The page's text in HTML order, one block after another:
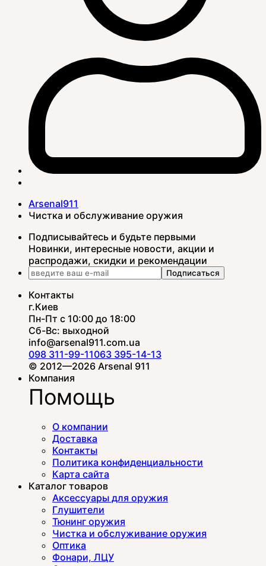
Arsenal911
Чистка и обслуживание оружия
Подписывайтесь и будьте первыми
Новинки, интересные новости, акции и
распродажи, скидки и рекомендации
Подписаться
Контакты
г.Киев
Пн-Пт с 10:00 до 18:00
Сб-Вс: выходной
info@arsenal911.com.ua
098 311-99-11063 395-14-13
© 2012—2026 Arsenal 911
Компания
Помощь
О компании
Доставка
Контакты
Политика конфиденциальности
Карта сайта
Каталог товаров
Аксессуары для оружия
Глушители
Тюнинг оружия
Чистка и обслуживание оружия
Оптика
Фонари, ЛЦУ